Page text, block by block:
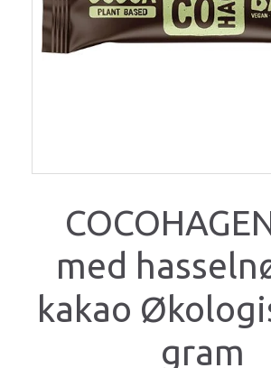
med
kakao
gram